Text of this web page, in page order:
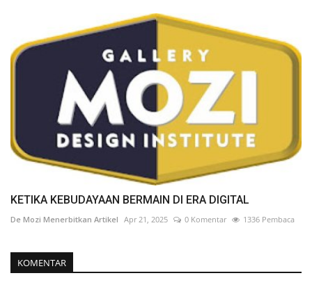
KETIKA KEBUDAYAAN BERMAIN DI ERA DIGITAL
De Mozi Menerbitkan Artikel Apr 21, 2025 0 Komentar 1336 Pembaca
KOMENTAR